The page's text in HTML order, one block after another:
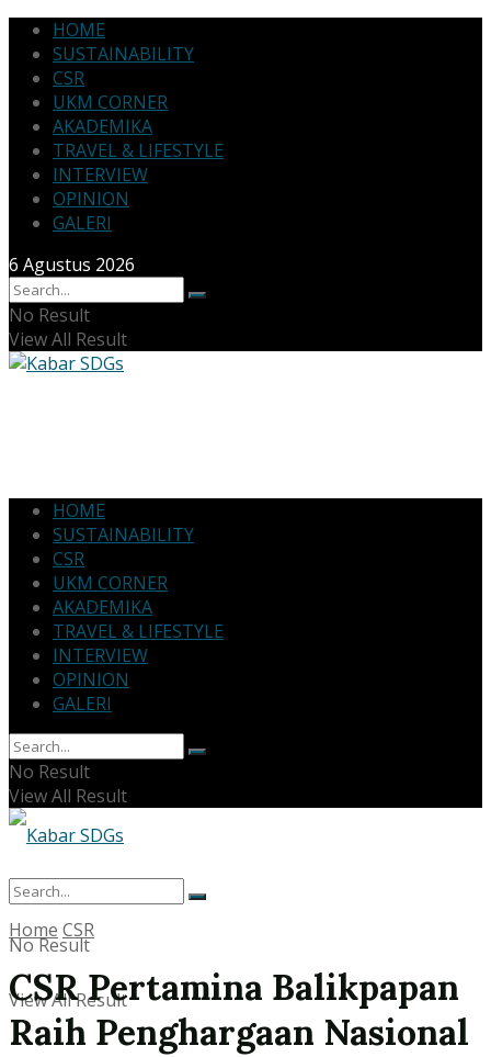
HOME
SUSTAINABILITY
CSR
UKM CORNER
AKADEMIKA
TRAVEL & LIFESTYLE
INTERVIEW
OPINION
GALERI
6 Agustus 2026
No Result
View All Result
HOME
SUSTAINABILITY
CSR
UKM CORNER
AKADEMIKA
TRAVEL & LIFESTYLE
INTERVIEW
OPINION
GALERI
No Result
View All Result
No Result
View All Result
Home CSR
CSR Pertamina Balikpapan
Raih Penghargaan Nasional